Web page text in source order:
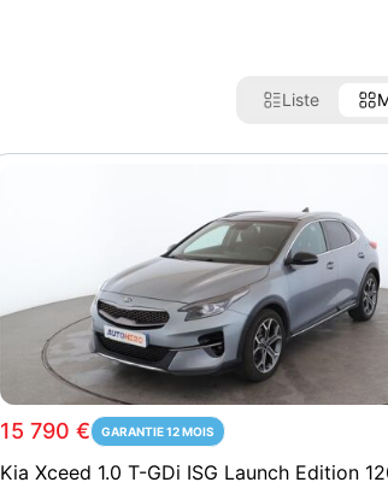
Liste
15 790 € GARANTIE 12 MOIS
Kia Xceed 1.0 T-GDi ISG Launch Edition